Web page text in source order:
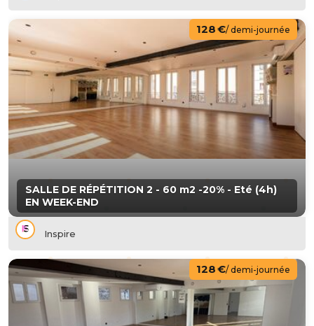
SALLE DE RÉPÉTITION 2 - 60 m2 -20% - Eté (4h)
EN WEEK-END
128 €/ demi-journée
Inspire
128 €/ demi-journée